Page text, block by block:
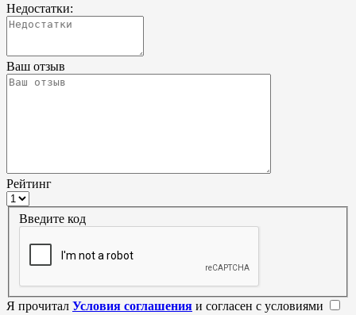
Недостатки:
Ваш отзыв
Рейтинг
Введите код
Я прочитал Условия соглашения и согласен с условиями